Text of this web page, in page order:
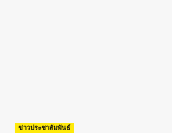
ข่าวประชาสัมพันธ์